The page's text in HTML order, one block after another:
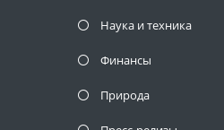
Наука и техника
Финансы
Природа